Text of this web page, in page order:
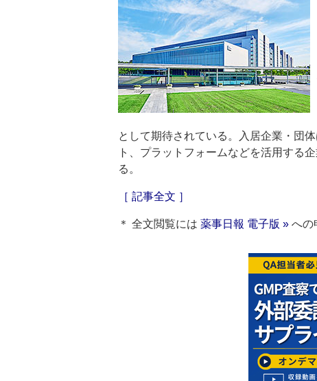
として期待されている。入居企業・団
ト、プラットフォームなどを活用する
る。
［ 記事全文 ］
＊ 全文閲覧には 薬事日報 電子版 » への